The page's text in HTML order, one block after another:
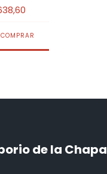
COMPRAR
de la Chapa